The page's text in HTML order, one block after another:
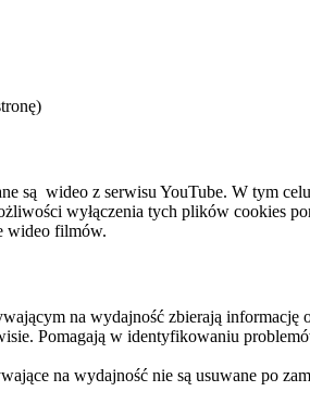
są wideo z serwisu YouTube. W tym
wyłączenia tych plików cookies
wideo filmów.
na wydajność zbierają
Pomagają w identyfikowaniu
na wydajność nie są usuwane po